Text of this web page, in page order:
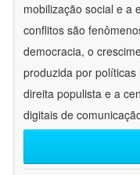
mobilização social e a
conflitos são
democracia, o
produzida por
direita populista e a
digitais de